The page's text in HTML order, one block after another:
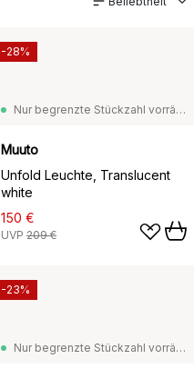
Nur begrenzte Stückzahl vorrätig
Muuto
Unfold Leuchte, Translucent
white
150 €
UVP 209 €
-28%
Nur begrenzte Stückzahl vorrätig
-23%